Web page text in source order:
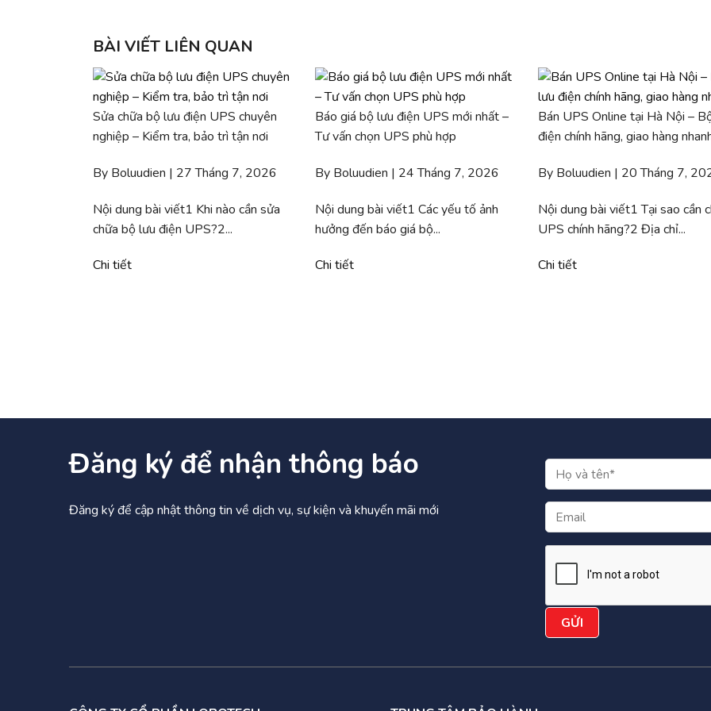
BÀI VIẾT LIÊN QUAN
Sửa chữa bộ lưu điện UPS chuyên
nghiệp – Kiểm tra, bảo trì tận nơi
By Boluudien | 27 Tháng 7, 2026
Nội dung bài viết1 Khi nào cần sửa
chữa bộ lưu điện UPS?2...
Chi tiết
Báo giá bộ lưu điện UPS mới nhất –
Tư vấn chọn UPS phù hợp
By Boluudien | 24 Tháng 7, 2026
Nội dung bài viết1 Các yếu tố ảnh
hưởng đến báo giá bộ...
Chi tiết
Bán UPS Online tại Hà Nội –
điện chính hãng, giao hàng
By Boluudien | 20 Tháng 7,
Nội dung bài viết1 Tại sao cần
UPS chính hãng?2 Địa chỉ...
Chi tiết
Đăng ký để nhận thông báo
Đăng ký để cập nhật thông tin về dịch vụ, sự kiện và khuyến mãi mới